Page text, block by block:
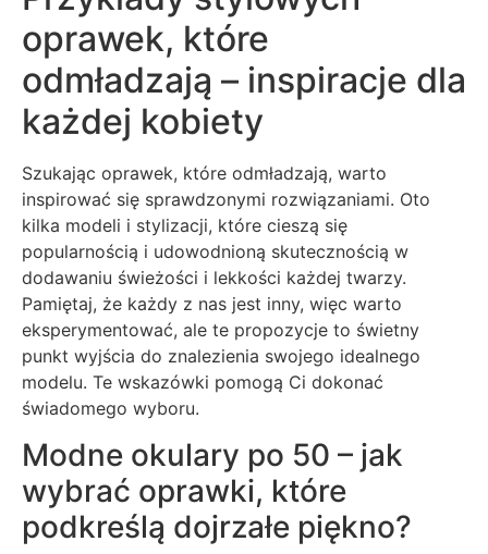
oprawek, które
odmładzają – inspiracje dla
każdej kobiety
Szukając oprawek, które odmładzają, warto
inspirować się sprawdzonymi rozwiązaniami. Oto
kilka modeli i stylizacji, które cieszą się
popularnością i udowodnioną skutecznością w
dodawaniu świeżości i lekkości każdej twarzy.
Pamiętaj, że każdy z nas jest inny, więc warto
eksperymentować, ale te propozycje to świetny
punkt wyjścia do znalezienia swojego idealnego
modelu. Te wskazówki pomogą Ci dokonać
świadomego wyboru.
Modne okulary po 50 – jak
wybrać oprawki, które
podkreślą dojrzałe piękno?